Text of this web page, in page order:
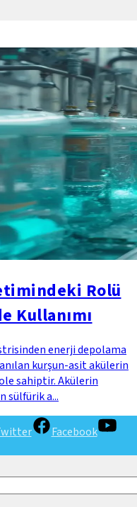
Rolü
Kullanımı
enerji depolama
kurşun-asit akülerin
sahiptir. Akülerin
sülfürik a...
Facebook